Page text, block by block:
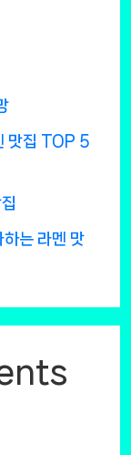
맛집 TOP 5
하는 라멘 맛